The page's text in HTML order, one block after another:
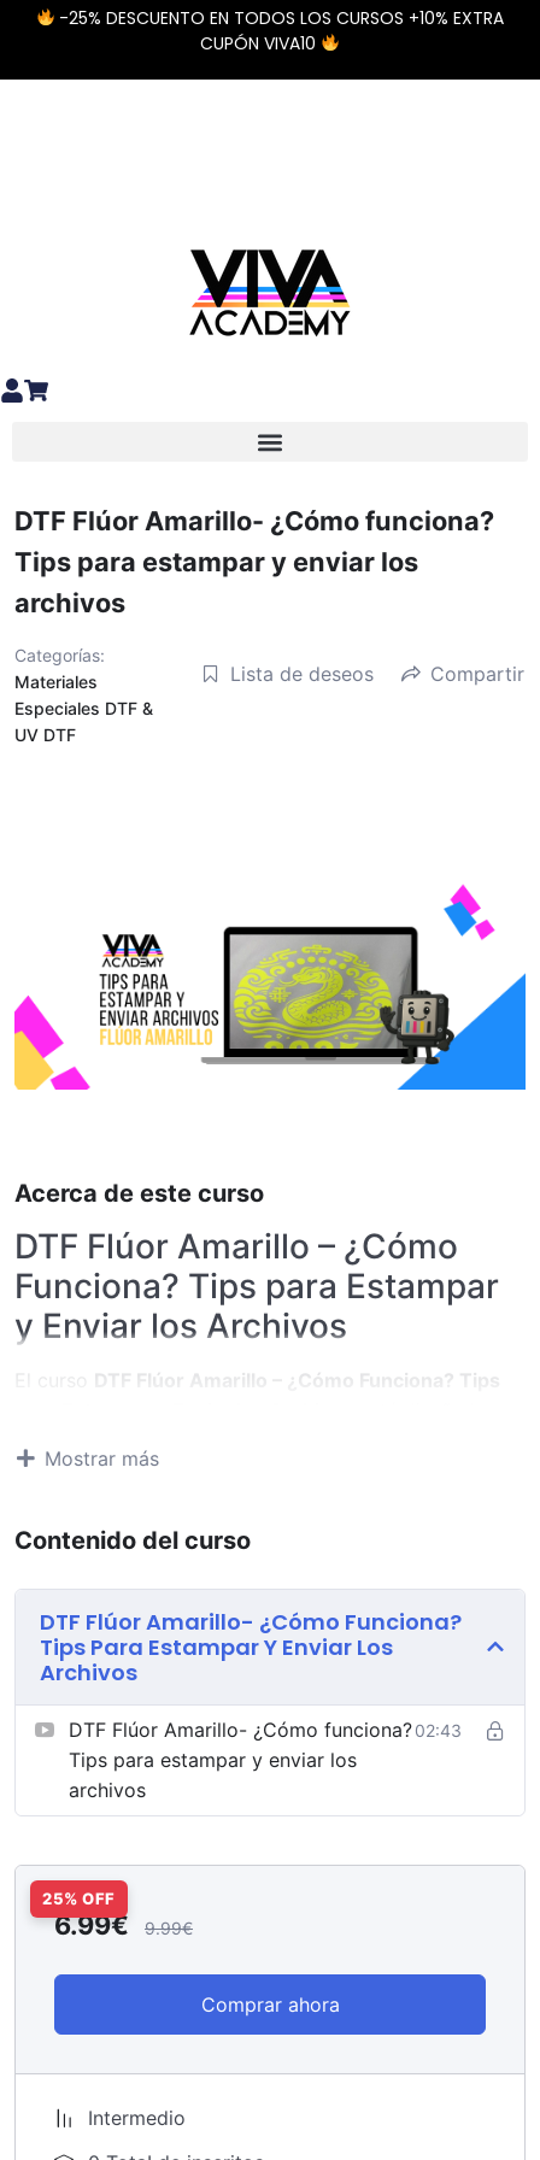
-25% DESCUENTO EN TODOS LOS CURSOS +10% EXTRA
CUPÓN VIVA10
DTF Flúor Amarillo- ¿Cómo funciona?
Tips para estampar y enviar los
archivos
Categorías:
Materiales
Especiales DTF &
UV DTF
Lista de deseos Compartir
Acerca de este curso
DTF Flúor Amarillo – ¿Cómo
Funciona? Tips para Estampar
y Enviar los Archivos
El curso DTF Flúor Amarillo – ¿Cómo Funciona? Tips
aprender a trabajar correctamente con el
visibilidad y alto impacto visual, ideal para moda
promocionales. Esta formación te permitirá
comprender cómo funciona este material y cómo
obtener resultados profesionales, intensos y duraderos.
amarillo, cuáles son sus características técnicas y
cómo se comporta durante la impresión, el curado y el
planchado. Se explican las diferencias frente al DTF
convencional y otros materiales flúor, así como las
intensidad del color sin pérdida de brillo ni degradación
tras el uso y los lavados.
impresión y estampación
incluyendo la correcta gestión de la tinta blanca, el
de presión, temperatura y tiempo de planchado.
Aprenderás a evitar errores comunes como colores
Mostrar más
Contenido del curso
DTF Flúor Amarillo- ¿Cómo Funciona?
Tips Para Estampar Y Enviar Los
Archivos
DTF Flúor Amarillo- ¿Cómo funciona?
Tips para estampar y enviar los
archivos
02:43
6.99€ 9.99€
Comprar ahora
Intermedio